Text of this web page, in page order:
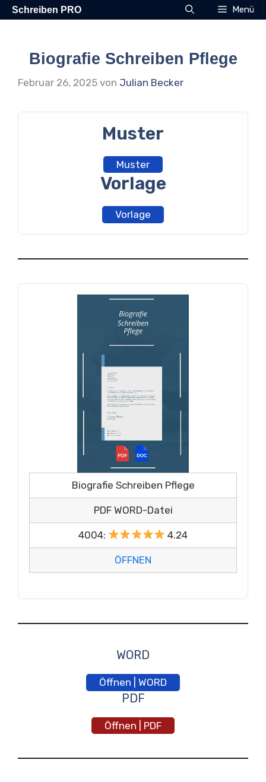
Zum
Inhalt
Schreiben PRO Menü
Biografie Schreiben Pflege
Februar 26, 2025 von Julian Becker
Muster
Muster
Vorlage
Vorlage
Biografie Schreiben Pflege
PDF WORD-Datei
4004: 4.24
ÖFFNEN
WORD
Öffnen | WORD
PDF
Öffnen | PDF